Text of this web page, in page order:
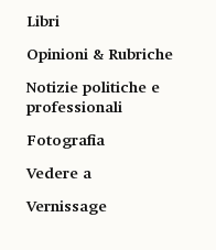
Libri
Opinioni & Rubriche
Notizie politiche e
professionali
Fotografia
Vedere a
Vernissage